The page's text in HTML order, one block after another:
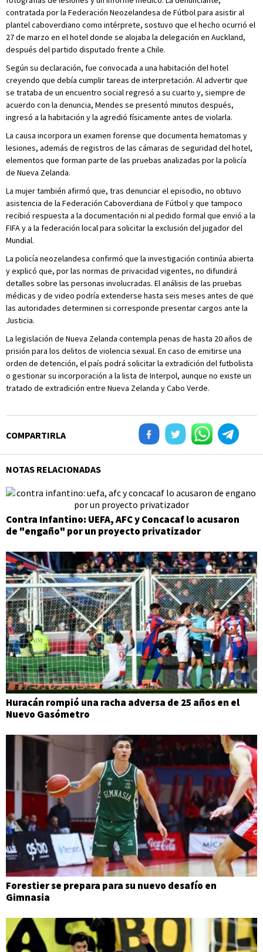
contratada por la Federación Neozelandesa de Fútbol para asistir al
plantel caboverdiano como intérprete, sostuvo que el hecho ocurrió el
27 de marzo en el hotel donde se alojaba la delegación en Auckland,
después del partido disputado frente a Chile.
Según su declaración, fue convocada a una habitación del hotel
creyendo que debía cumplir tareas de interpretación. Al advertir que
se trataba de un encuentro social regresó a su cuarto y, siempre de
acuerdo con la denuncia, Mendes se presentó minutos después,
ingresó a la habitación y la agredió físicamente antes de violarla.
La causa incorpora un examen forense que documenta hematomas y
lesiones, además de registros de las cámaras de seguridad del hotel,
elementos que forman parte de las pruebas analizadas por la policía
de Nueva Zelanda.
La mujer también afirmó que, tras denunciar el episodio, no obtuvo
asistencia de la Federación Caboverdiana de Fútbol y que tampoco
recibió respuesta a la documentación ni al pedido formal que envió a la
FIFA y a la federación local para solicitar la exclusión del jugador del
Mundial.
La policía neozelandesa confirmó que la investigación continúa abierta
y explicó que, por las normas de privacidad vigentes, no difundirá
detalles sobre las personas involucradas. El análisis de las pruebas
médicas y de video podría extenderse hasta seis meses antes de que
las autoridades determinen si corresponde presentar cargos ante la
Justicia.
La legislación de Nueva Zelanda contempla penas de hasta 20 años de
prisión para los delitos de violencia sexual. En caso de emitirse una
orden de detención, el país podrá solicitar la extradición del futbolista
o gestionar su incorporación a la lista de Interpol, aunque no existe un
tratado de extradición entre Nueva Zelanda y Cabo Verde.
COMPARTIRLA
NOTAS RELACIONADAS
Contra Infantino: UEFA, AFC y Concacaf lo acusaron
de "engaño" por un proyecto privatizador
Huracán rompió una racha adversa de 25 años en el
Nuevo Gasómetro
Forestier se prepara para su nuevo desafío en
Gimnasia